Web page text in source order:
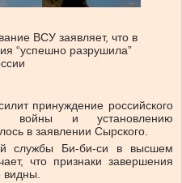
ВСУ заявляет, что в
“успешно разрушила”
принуждение российского
войны и установлению
в заявлении Сырского.
службы Би-би-си в высшем
что признаки завершения
видны.